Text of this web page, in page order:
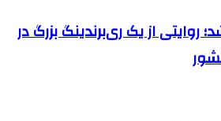
روایتی از یک ری‌برندینگ بزرگ در